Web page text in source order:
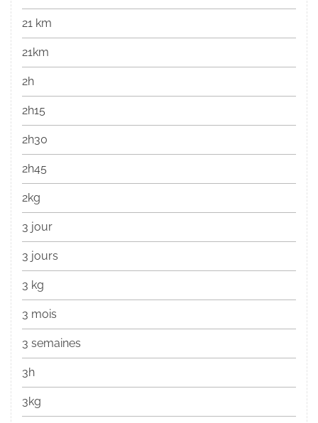
21 km
21km
2h
2h15
2h30
2h45
2kg
3 jour
3 jours
3 kg
3 mois
3 semaines
3h
3kg